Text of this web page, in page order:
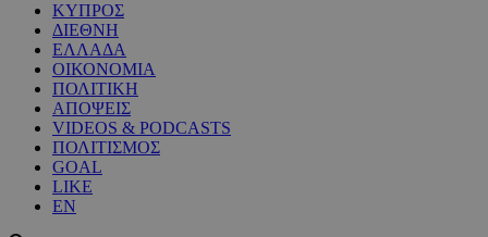
ΚΥΠΡΟΣ
ΔΙΕΘΝΗ
ΕΛΛΑΔΑ
ΟΙΚΟΝΟΜΙΑ
ΠΟΛΙΤΙΚΗ
ΑΠΟΨΕΙΣ
VIDEOS & PODCASTS
ΠΟΛΙΤΙΣΜΟΣ
GOAL
LIKE
EN